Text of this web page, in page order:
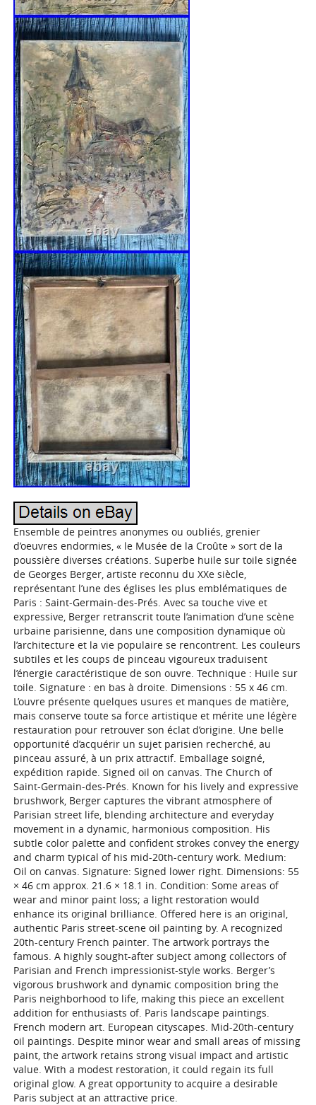
Ensemble de peintres anonymes ou oubliés, grenier
d’oeuvres endormies, « le Musée de la Croûte » sort de la
poussière diverses créations. Superbe huile sur toile signée
de Georges Berger, artiste reconnu du XXe siècle,
représentant l’une des églises les plus emblématiques de
Paris : Saint-Germain-des-Prés. Avec sa touche vive et
expressive, Berger retranscrit toute l’animation d’une scène
urbaine parisienne, dans une composition dynamique où
l’architecture et la vie populaire se rencontrent. Les couleurs
subtiles et les coups de pinceau vigoureux traduisent
l’énergie caractéristique de son ouvre. Technique : Huile sur
toile. Signature : en bas à droite. Dimensions : 55 x 46 cm.
L’ouvre présente quelques usures et manques de matière,
mais conserve toute sa force artistique et mérite une légère
restauration pour retrouver son éclat d’origine. Une belle
opportunité d’acquérir un sujet parisien recherché, au
pinceau assuré, à un prix attractif. Emballage soigné,
expédition rapide. Signed oil on canvas. The Church of
Saint-Germain-des-Prés. Known for his lively and expressive
brushwork, Berger captures the vibrant atmosphere of
Parisian street life, blending architecture and everyday
movement in a dynamic, harmonious composition. His
subtle color palette and confident strokes convey the energy
and charm typical of his mid-20th-century work. Medium:
Oil on canvas. Signature: Signed lower right. Dimensions: 55
× 46 cm approx. 21.6 × 18.1 in. Condition: Some areas of
wear and minor paint loss; a light restoration would
enhance its original brilliance. Offered here is an original,
authentic Paris street-scene oil painting by. A recognized
20th-century French painter. The artwork portrays the
famous. A highly sought-after subject among collectors of
Parisian and French impressionist-style works. Berger’s
vigorous brushwork and dynamic composition bring the
Paris neighborhood to life, making this piece an excellent
addition for enthusiasts of. Paris landscape paintings.
French modern art. European cityscapes. Mid-20th-century
oil paintings. Despite minor wear and small areas of missing
paint, the artwork retains strong visual impact and artistic
value. With a modest restoration, it could regain its full
original glow. A great opportunity to acquire a desirable
Paris subject at an attractive price.